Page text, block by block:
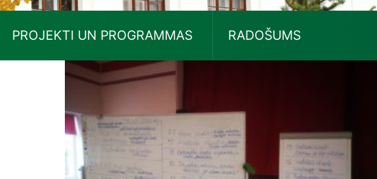
PROJEKTI UN PROGRAMMAS RADOŠUMS